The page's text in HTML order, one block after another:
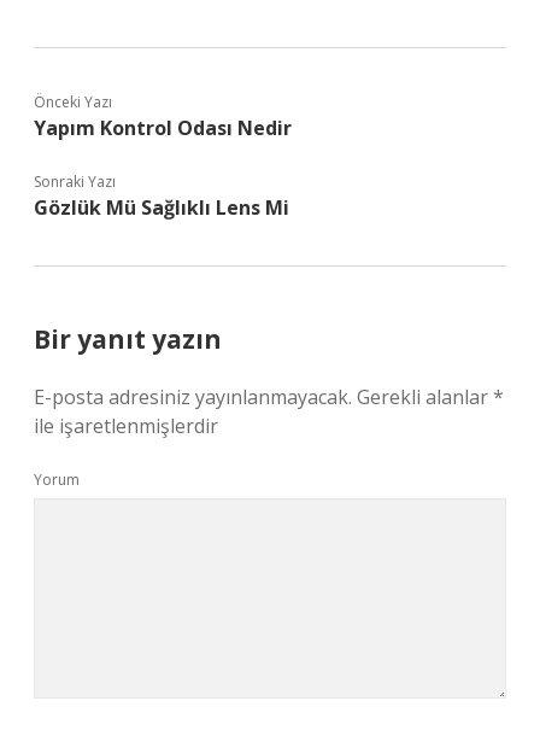
Önceki Yazı
Yapım Kontrol Odası Nedir
Sonraki Yazı
Gözlük Mü Sağlıklı Lens Mi
Bir yanıt yazın
E-posta adresiniz yayınlanmayacak. Gerekli alanlar*
ile işaretlenmişlerdir
Yorum